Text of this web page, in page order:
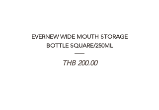
EVERNEW WIDE MOUTH STORAGE
BOTTLE SQUARE/250ML
가격
THB 200.00